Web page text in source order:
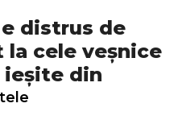
distrus de
cele veșnice
ieșite din